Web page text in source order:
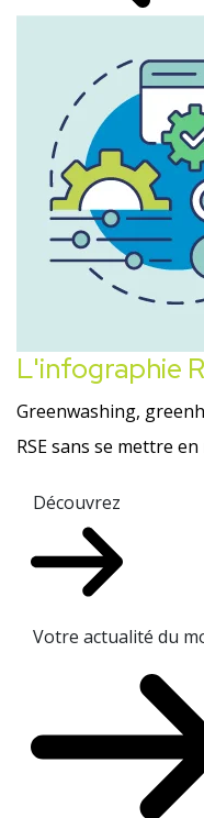
L'infographie
Greenwashing,
RSE sans se mettre en
Découvrez
Votre actualité du